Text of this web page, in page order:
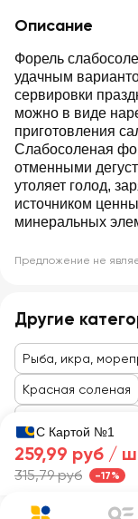
Описание
Форель
удачным
сервировки
можно в виде
приготовления
Слабосоленая
отменными
утоляет голод,
источником
минеральных
Предложение не
Другие
Рыба, икра,
Красная соленая
С Картой №1
259,99 руб /
315,79 руб -17%